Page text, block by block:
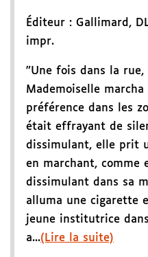
Éditeur : Gallimard ,
impr.
"Une fois dans la
Mademoiselle
préférence dans les
était effrayant de
dissimulant, elle prit
en marchant, comme
dissimulant dans sa
alluma une cigarette
jeune institutrice
a...(Lire la suite)